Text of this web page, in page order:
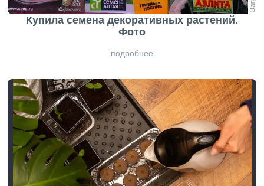
Купила семена декоративных растений.
Фото
подробнее